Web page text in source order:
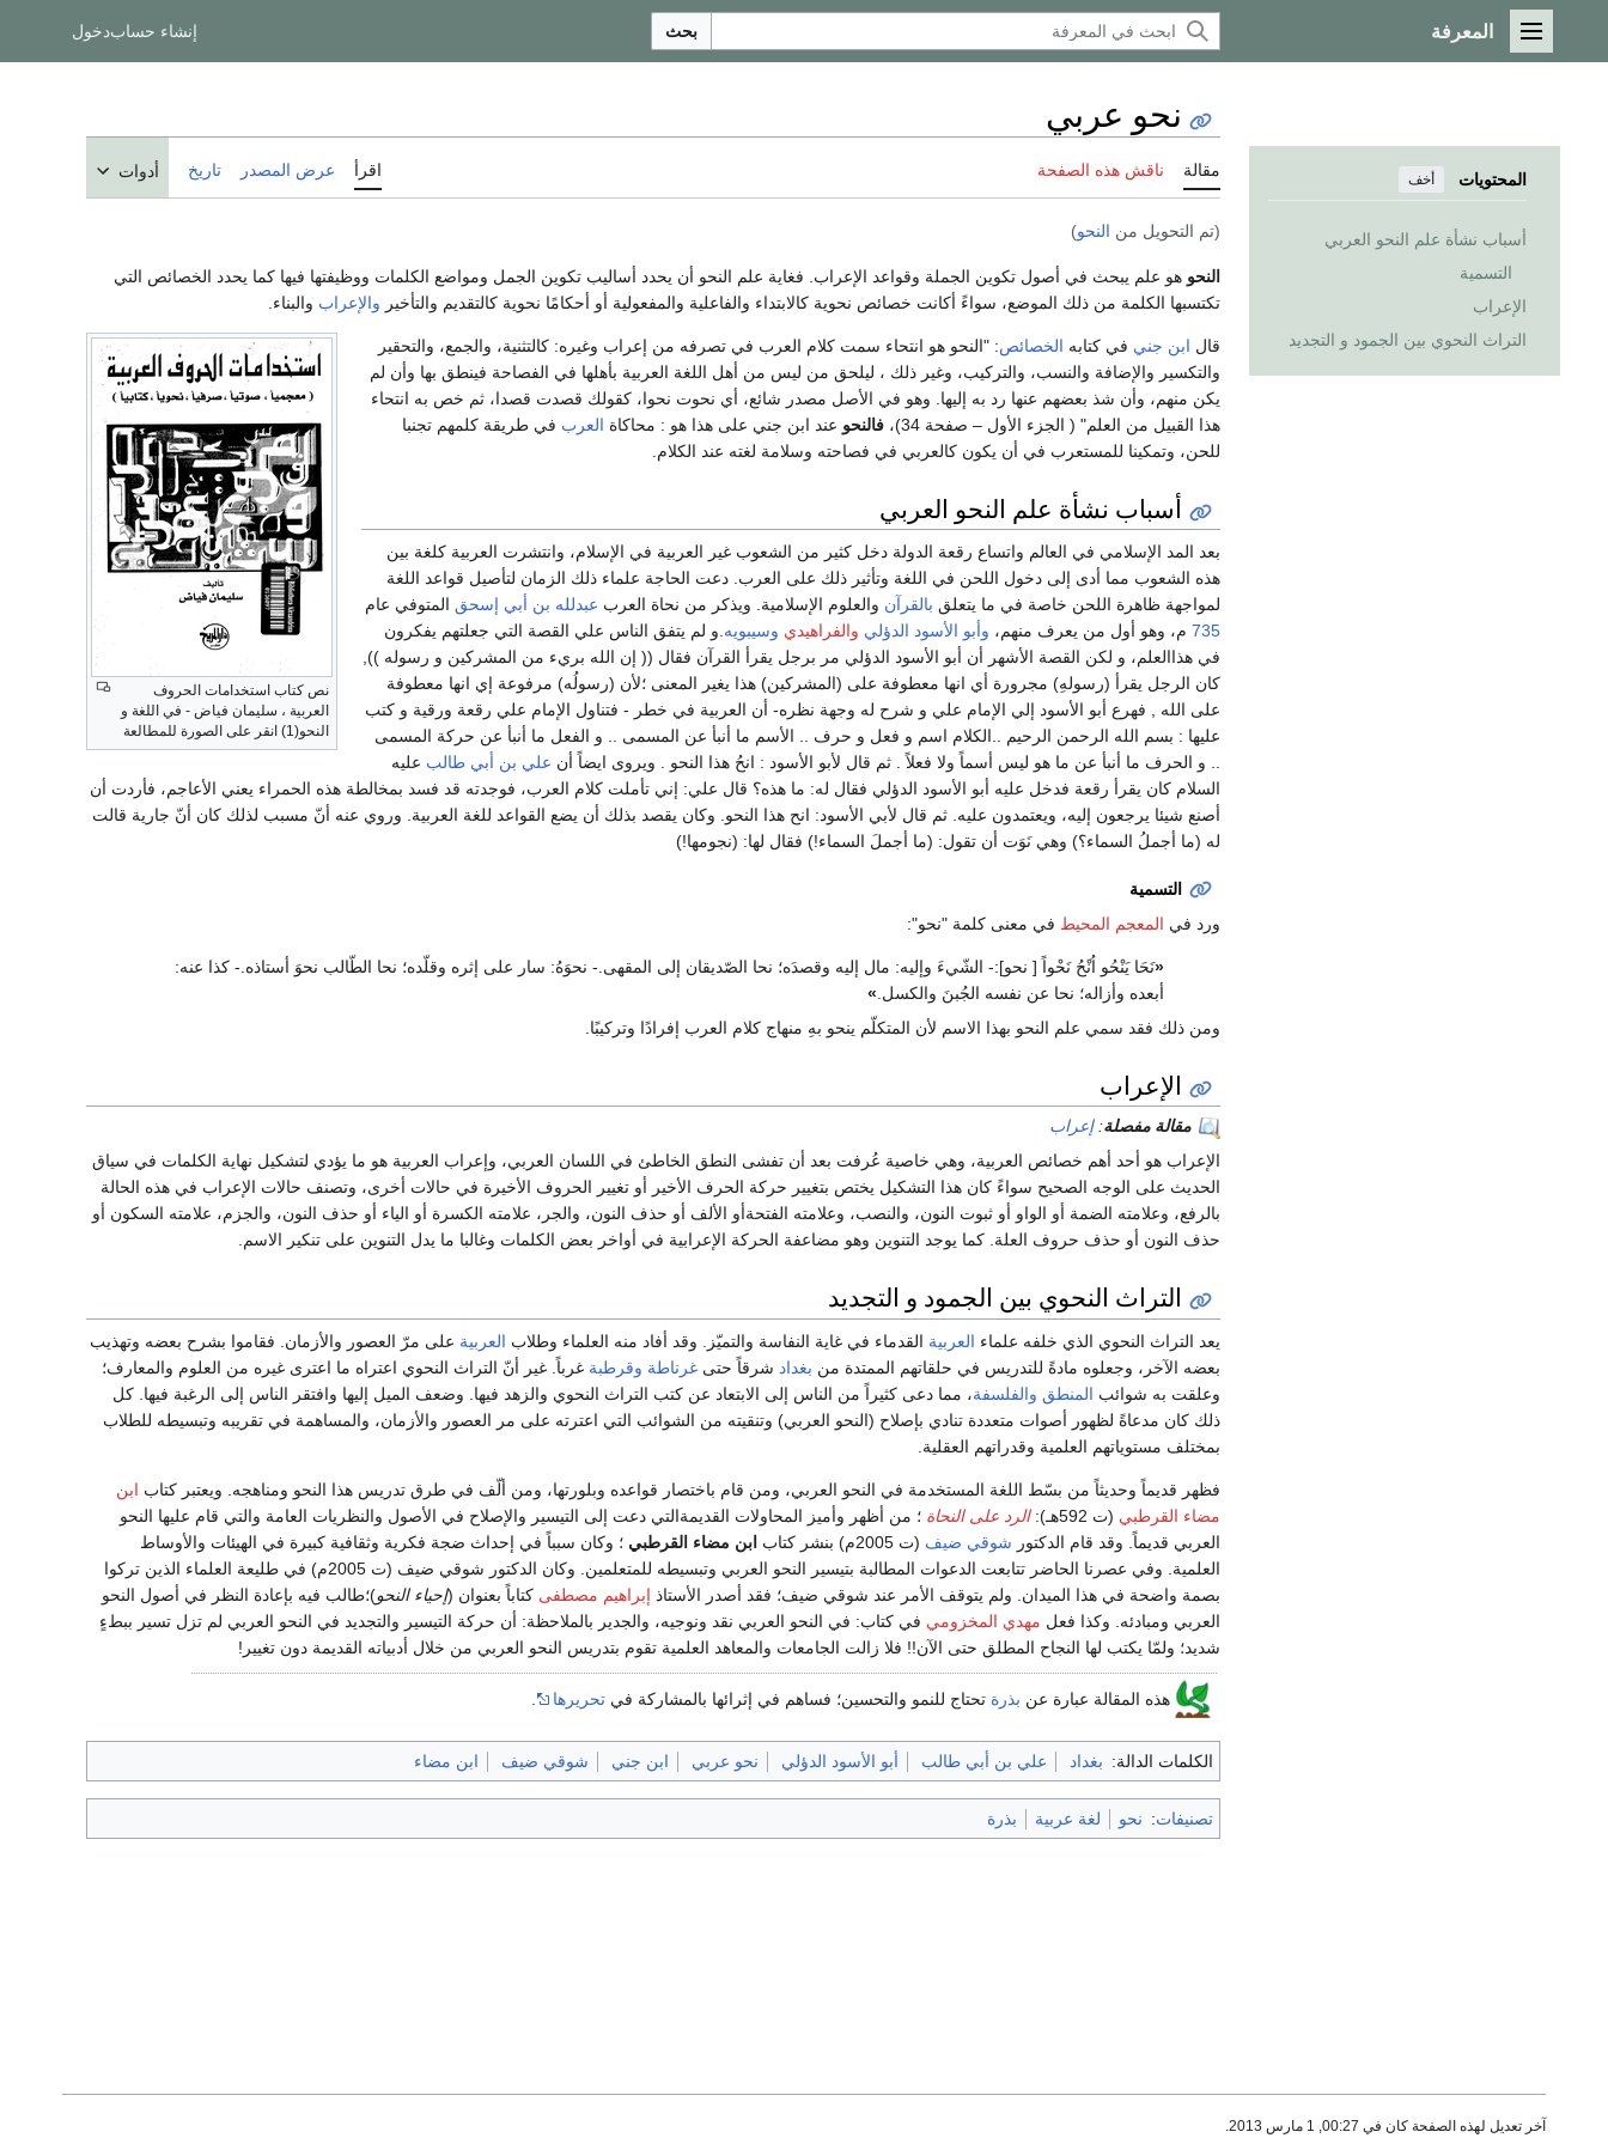
القائمة الرئيسية
المعرفة بحث إنشاء حسابدخول
المحتويات أخف
أسباب نشأة علم النحو العربي
التسمية
الإعراب
التراث النحوي بين الجمود و التجديد
نحو عربي
مقالة ناقش هذه الصفحة اقرأ عرض المصدر تاريخ أدوات
(تم التحويل من النحو)
النحو هو علم يبحث في أصول تكوين الجملة وقواعد الإعراب. فغاية علم النحو أن يحدد أساليب تكوين الجمل ومواضع الكلمات ووظيفتها فيها كما يحدد الخصائص التي
تكتسبها الكلمة من ذلك الموضع، سواءً أكانت خصائص نحوية كالابتداء والفاعلية والمفعولية أو أحكامًا نحوية كالتقديم والتأخير والإعراب والبناء.
نص كتاب استخدامات الحروف
العربية ، سليمان فياض - في اللغة و
النحو(1) انقر على الصورة للمطالعة
قال ابن جني في كتابه الخصائص: "النحو هو انتحاء سمت كلام العرب في تصرفه من إعراب وغيره: كالتثنية، والجمع، والتحقير
والتكسير والإضافة والنسب، والتركيب، وغير ذلك ، ليلحق من ليس من أهل اللغة العربية بأهلها في الفصاحة فينطق بها وأن لم
يكن منهم، وأن شذ بعضهم عنها رد به إليها. وهو في الأصل مصدر شائع، أي نحوت نحوا، كقولك قصدت قصدا، ثم خص به انتحاء
هذا القبيل من العلم" ( الجزء الأول – صفحة 34)،
فالنحو عند ابن جني على هذا هو : محاكاة العرب في طريقة كلمهم تجنبا
للحن، وتمكينا للمستعرب في أن يكون كالعربي في فصاحته وسلامة لغته عند الكلام.
أسباب نشأة علم النحو العربي
بعد المد الإسلامي في العالم واتساع رقعة الدولة دخل كثير من الشعوب غير العربية في الإسلام، وانتشرت العربية كلغة بين
هذه الشعوب مما أدى إلى دخول اللحن في اللغة وتأثير ذلك على العرب. دعت الحاجة علماء ذلك الزمان لتأصيل قواعد اللغة
لمواجهة ظاهرة اللحن خاصة في ما يتعلق بالقرآن والعلوم الإسلامية. ويذكر من نحاة العرب عبدلله بن أبي إسحق المتوفي عام
735 م، وهو أول من يعرف منهم، وأبو الأسود الدؤلي والفراهيدي وسيبويه.و لم يتفق الناس علي القصة التي جعلتهم يفكرون
في هذاالعلم، و لكن القصة الأشهر أن أبو الأسود الدؤلي مر برجل يقرأ القرآن فقال (( إن الله بريء من المشركين و رسوله )),
كان الرجل يقرأ (رسولهِ) مجرورة أي انها معطوفة على (المشركين) هذا يغير المعنى ؛لأن (رسولُه) مرفوعة إي انها معطوفة
على الله , فهرع أبو الأسود إلي الإمام علي و شرح له وجهة نظره- أن العربية في خطر - فتناول الإمام علي رقعة ورقية و كتب
عليها : بسم الله الرحمن الرحيم ..الكلام اسم و فعل و حرف .. الأسم ما أنبأ عن المسمى .. و الفعل ما أنبأ عن حركة المسمى
.. و الحرف ما أنبأ عن ما هو ليس أسماً ولا فعلاً . ثم قال لأبو الأسود : انحُ هذا النحو . ويروى ايضاً أن علي بن أبي طالب عليه
السلام كان يقرأ رقعة فدخل عليه أبو الأسود الدؤلي فقال له: ما هذه؟ قال علي: إني تأملت كلام العرب، فوجدته قد فسد بمخالطة هذه الحمراء يعني الأعاجم، فأردت أن
أصنع شيئا يرجعون إليه، ويعتمدون عليه. ثم قال لأبي الأسود: انح هذا النحو. وكان يقصد بذلك أن يضع القواعد للغة العربية. وروي عنه أنّ مسبب لذلك كان أنّ جارية قالت
له (ما أجملُ السماء؟) وهي نَوَت أن تقول: (ما أجملَ السماء!) فقال لها: (نجومها!)
التسمية
ورد في المعجم المحيط في معنى كلمة "نحو":
«نَحَا يَنْحُو اُنْحُ نَحْواً [ نحو]:- الشّيءَ وإليه: مال إليه وقصدَه؛ نحا الصّديقان إلى المقهى.- نحوَهُ: سار على إثره وقلّده؛ نحا الطّالب نحوَ أستاذه.- كذا عنه:
أبعده وأزاله؛ نحا عن نفسه الجُبنَ والكسل. »
ومن ذلك فقد سمي علم النحو بهذا الاسم لأن المتكلّم ينحو بهِ منهاج كلام العرب إفرادًا وتركيبًا.
الإعراب
مقالة مفصلة:إعراب
الإعراب هو أحد أهم خصائص العربية، وهي خاصية عُرفت بعد أن تفشى النطق الخاطئ في اللسان العربي، وإعراب العربية هو ما يؤدي لتشكيل نهاية الكلمات في سياق
الحديث على الوجه الصحيح سواءً كان هذا التشكيل يختص بتغيير حركة الحرف الأخير أو تغيير الحروف الأخيرة في حالات أخرى، وتصنف حالات الإعراب في هذه الحالة
بالرفع، وعلامته الضمة أو الواو أو ثبوت النون، والنصب، وعلامته الفتحةأو الألف أو حذف النون، والجر، علامته الكسرة أو الياء أو حذف النون، والجزم، علامته السكون أو
حذف النون أو حذف حروف العلة. كما يوجد التنوين وهو مضاعفة الحركة الإعرابية في أواخر بعض الكلمات وغالبا ما يدل التنوين على تنكير الاسم.
التراث النحوي بين الجمود و التجديد
يعد التراث النحوي الذي خلفه علماء العربية القدماء في غاية النفاسة والتميّز. وقد أفاد منه العلماء وطلاب العربية على مرّ العصور والأزمان. فقاموا بشرح بعضه وتهذيب
بعضه الآخر، وجعلوه مادةً للتدريس في حلقاتهم الممتدة من بغداد شرقاً حتى غرناطة وقرطبة غرباً. غير أنّ التراث النحوي اعتراه ما اعترى غيره من العلوم والمعارف؛
وعلقت به شوائب المنطق والفلسفة، مما دعى كثيراً من الناس إلى الابتعاد عن كتب التراث النحوي والزهد فيها. وضعف الميل إليها وافتقر الناس إلى الرغبة فيها. كل
ذلك كان مدعاةً لظهور أصوات متعددة تنادي بإصلاح (النحو العربي) وتنقيته من الشوائب التي اعترته على مر العصور والأزمان، والمساهمة في تقريبه وتبسيطه للطلاب
بمختلف مستوياتهم العلمية وقدراتهم العقلية.
فظهر قديماً وحديثاً من بسّط اللغة المستخدمة في النحو العربي، ومن قام باختصار قواعده وبلورتها، ومن ألّف في طرق تدريس هذا النحو ومناهجه. ويعتبر كتاب ابن
مضاء القرطبي (ت 592هـ): الرد على النحاة ؛ من أظهر وأميز المحاولات القديمةالتي دعت إلى التيسير والإصلاح في الأصول والنظريات العامة والتي قام عليها النحو
العربي قديماً. وقد قام الدكتور شوقي ضيف (ت 2005م) بنشر كتاب ابن مضاء القرطبي ؛ وكان سبباً في إحداث ضجة فكرية وثقافية كبيرة في الهيئات والأوساط
العلمية. وفي عصرنا الحاضر تتابعت الدعوات المطالبة بتيسير النحو العربي وتبسيطه للمتعلمين. وكان الدكتور شوقي ضيف (ت 2005م) في طليعة العلماء الذين تركوا
بصمة واضحة في هذا الميدان. ولم يتوقف الأمر عند شوقي ضيف؛ فقد أصدر الأستاذ إبراهيم مصطفى كتاباً بعنوان (إحياء النحو)؛طالب فيه بإعادة النظر في أصول النحو
العربي ومبادئه. وكذا فعل مهدي المخزومي في كتاب: في النحو العربي نقد ونوجيه، والجدير بالملاحظة: أن حركة التيسير والتجديد في النحو العربي لم تزل تسير ببطءٍ
شديد؛ ولمّا يكتب لها النجاح المطلق حتى الآن!! فلا زالت الجامعات والمعاهد العلمية تقوم بتدريس النحو العربي من خلال أدبياته القديمة دون تغيير!
هذه المقالة عبارة عن بذرة تحتاج للنمو والتحسين؛ فساهم في إثرائها بالمشاركة في تحريرها
الكلمات الدالة: بغداد علي بن أبي طالب أبو الأسود الدؤلي نحو عربي ابن جني شوقي ضيف ابن مضاء
تصنيفات: نحو لغة عربية بذرة
آخر تعديل لهذه الصفحة كان في 00:27, 1 مارس 2013.